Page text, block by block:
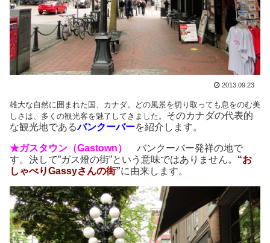
2013.09.23
雄大な自然に囲まれた国、カナダ。どの風景を切り取っても息をのむ美
しさは、多くの観光客を魅了してきました。 そのカナダの代表的
な観光地であるバンクーバーを紹介します。
★ガスタウン（Gastown） バンクーバー発祥の地で
す。決して”ガス燈の街”という意味ではありません。 “お
しゃべりGassyさんの街”に由来します。